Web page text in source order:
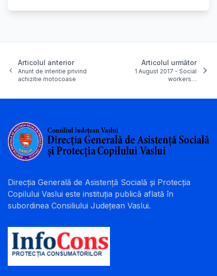
Articolul anterior
Anunt de intentie privind
achizitie motocoase
Articolul următor
1 August 2017 - Social
workers…
Direcția Generală de Asistență Socială și Protecția
Copilului Vaslui este instituția publică aflată în
subordinea Consiliului Județean Vaslui.